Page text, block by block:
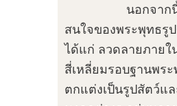
นอกจากนี้
สนใจของพระพุทธรู
ได้แก่ ลวดลายภายใ
สี่เหลี่ยมรอบฐานพร
ตกแต่งเป็นรูปสัตว์